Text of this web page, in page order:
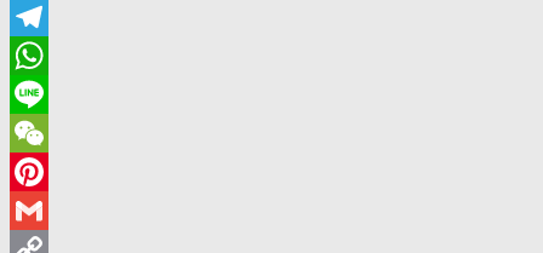
Email
Telegram
WhatsApp
Line
WeChat
Pinterest
Gmail